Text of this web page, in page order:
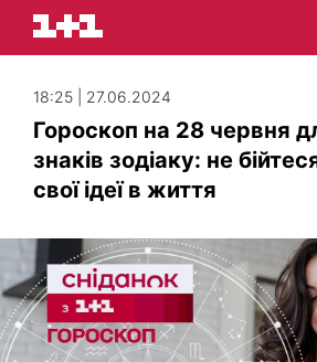
18:25 | 27.06.2024
Гороскоп на 28 червня
знаків зодіаку: не
свої ідеї в життя